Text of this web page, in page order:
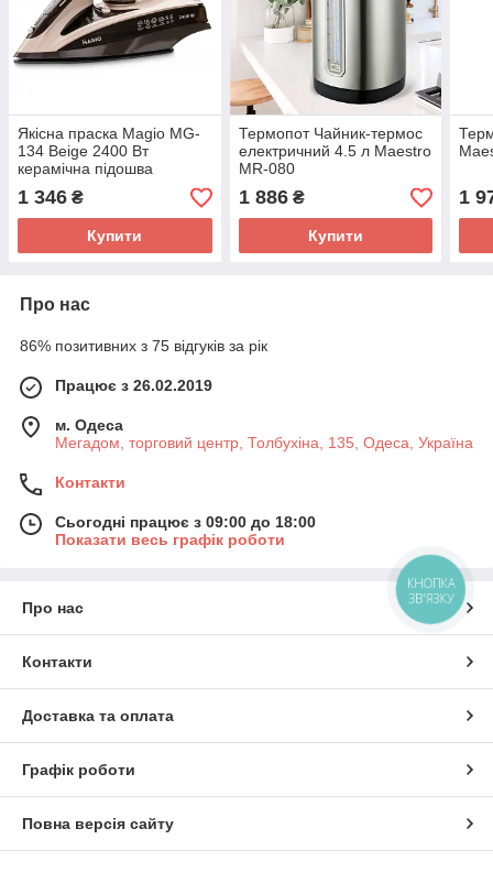
Якісна праска Magio MG-
134 Beige 2400 Вт
керамічна підошва
вертикальна пара
1 346 ₴
Купити
Термопот Чайник-термос
електричний 4.5 л Maestro
MR-080
1 886₴
Купити
1
Про нас
86% позитивних з 75 відгуків за рік
Працює з 26.02.2019
м. Одеса
Мегадом, торговий центр, Толбухіна, 135, Одеса, Україна
Контакти
Сьогодні працює з 09:00 до 18:00
Показати весь графік роботи
Про нас
Контакти
Доставка та оплата
Графік роботи
Повна версія сайту
КНОПКА
ЗВ'ЯЗКУ